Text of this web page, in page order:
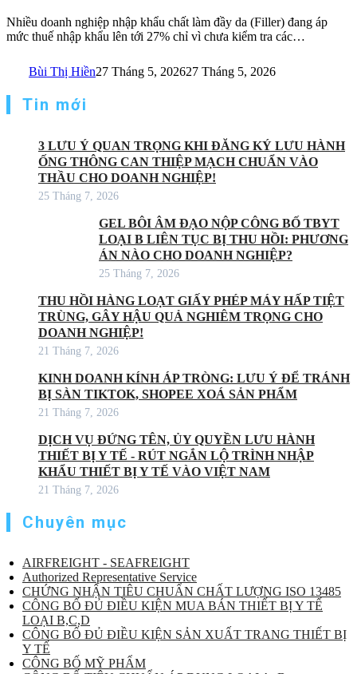
Nhiều doanh nghiệp nhập khẩu chất làm đầy da (Filler) đang áp
mức thuế nhập khẩu lên tới 27% chỉ vì chưa kiểm tra các…
Bùi Thị Hiền27 Tháng 5, 202627 Tháng 5, 2026
Tin mới
3 LƯU Ý QUAN TRỌNG KHI ĐĂNG KÝ LƯU HÀNH
ỐNG THÔNG CAN THIỆP MẠCH CHUẨN VÀO
THẦU CHO DOANH NGHIỆP!
25 Tháng 7, 2026
GEL BÔI ÂM ĐẠO NỘP CÔNG BỐ TBYT
LOẠI B LIÊN TỤC BỊ THU HỒI: PHƯƠNG
ÁN NÀO CHO DOANH NGHIỆP?
25 Tháng 7, 2026
THU HỒI HÀNG LOẠT GIẤY PHÉP MÁY HẤP TIỆT
TRÙNG, GÂY HẬU QUẢ NGHIÊM TRỌNG CHO
DOANH NGHIỆP!
21 Tháng 7, 2026
KINH DOANH KÍNH ÁP TRÒNG: LƯU Ý ĐỂ TRÁNH
BỊ SÀN TIKTOK, SHOPEE XOÁ SẢN PHẨM
21 Tháng 7, 2026
DỊCH VỤ ĐỨNG TÊN, ỦY QUYỀN LƯU HÀNH
THIẾT BỊ Y TẾ - RÚT NGẮN LỘ TRÌNH NHẬP
KHẨU THIẾT BỊ Y TẾ VÀO VIỆT NAM
21 Tháng 7, 2026
Chuyên mục
AIRFREIGHT - SEAFREIGHT
Authorized Representative Service
CHỨNG NHẬN TIÊU CHUẨN CHẤT LƯỢNG ISO 13485
CÔNG BỐ ĐỦ ĐIỀU KIỆN MUA BÁN THIẾT BỊ Y TẾ
LOẠI B,C,D
CÔNG BỐ ĐỦ ĐIỀU KIỆN SẢN XUẤT TRANG THIẾT BỊ
Y TẾ
CÔNG BỐ MỸ PHẨM